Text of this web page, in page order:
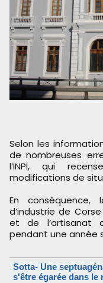
Selon les
de nombreuses
l’INPI, qui
modifications de
En
d’industrie de
et de l’artisanat
pendant une année
Sotta- Une
s'être égarée dans le